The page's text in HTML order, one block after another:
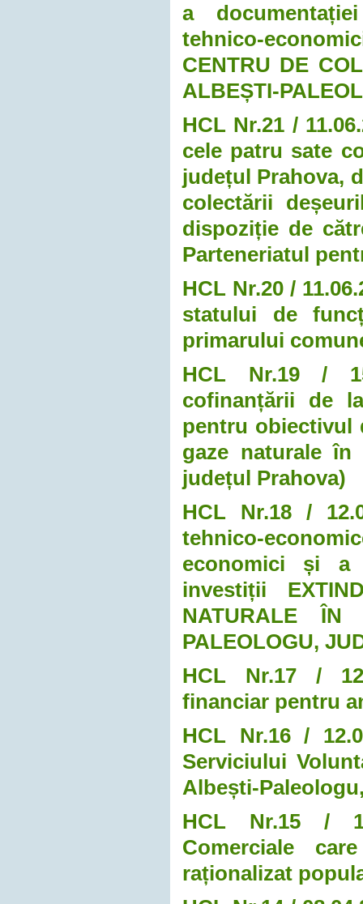
a
tehnico-
CENTRU DE
ALBEȘTI-
HCL Nr.21 /
cele patru sate
județul Prahova,
colectării
dispoziție de
Parteneriatul
HCL Nr.20 /
statului de
primarului
HCL Nr.19 /
cofinanțării de
pentru obiectivul
gaze naturale în
județul Prahova)
HCL Nr.18 /
tehnico-
economici și a
investiții
NATURALE ÎN
PALEOLOGU,
HCL Nr.17 /
financiar pentru
HCL Nr.16 /
Serviciului
Albești-
HCL Nr.15 /
Comerciale
raționalizat